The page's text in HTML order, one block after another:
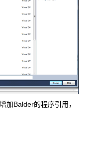
加Balder的程序引用，